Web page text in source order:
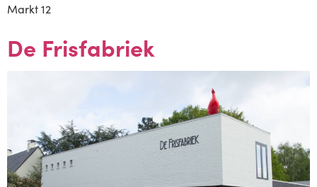
Markt 12
De Frisfabriek